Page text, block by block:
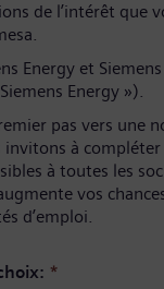
de l’intérêt que
Energy et
Energy »).
pas vers une
invitons à
à toutes les
vos
d’emploi.
*